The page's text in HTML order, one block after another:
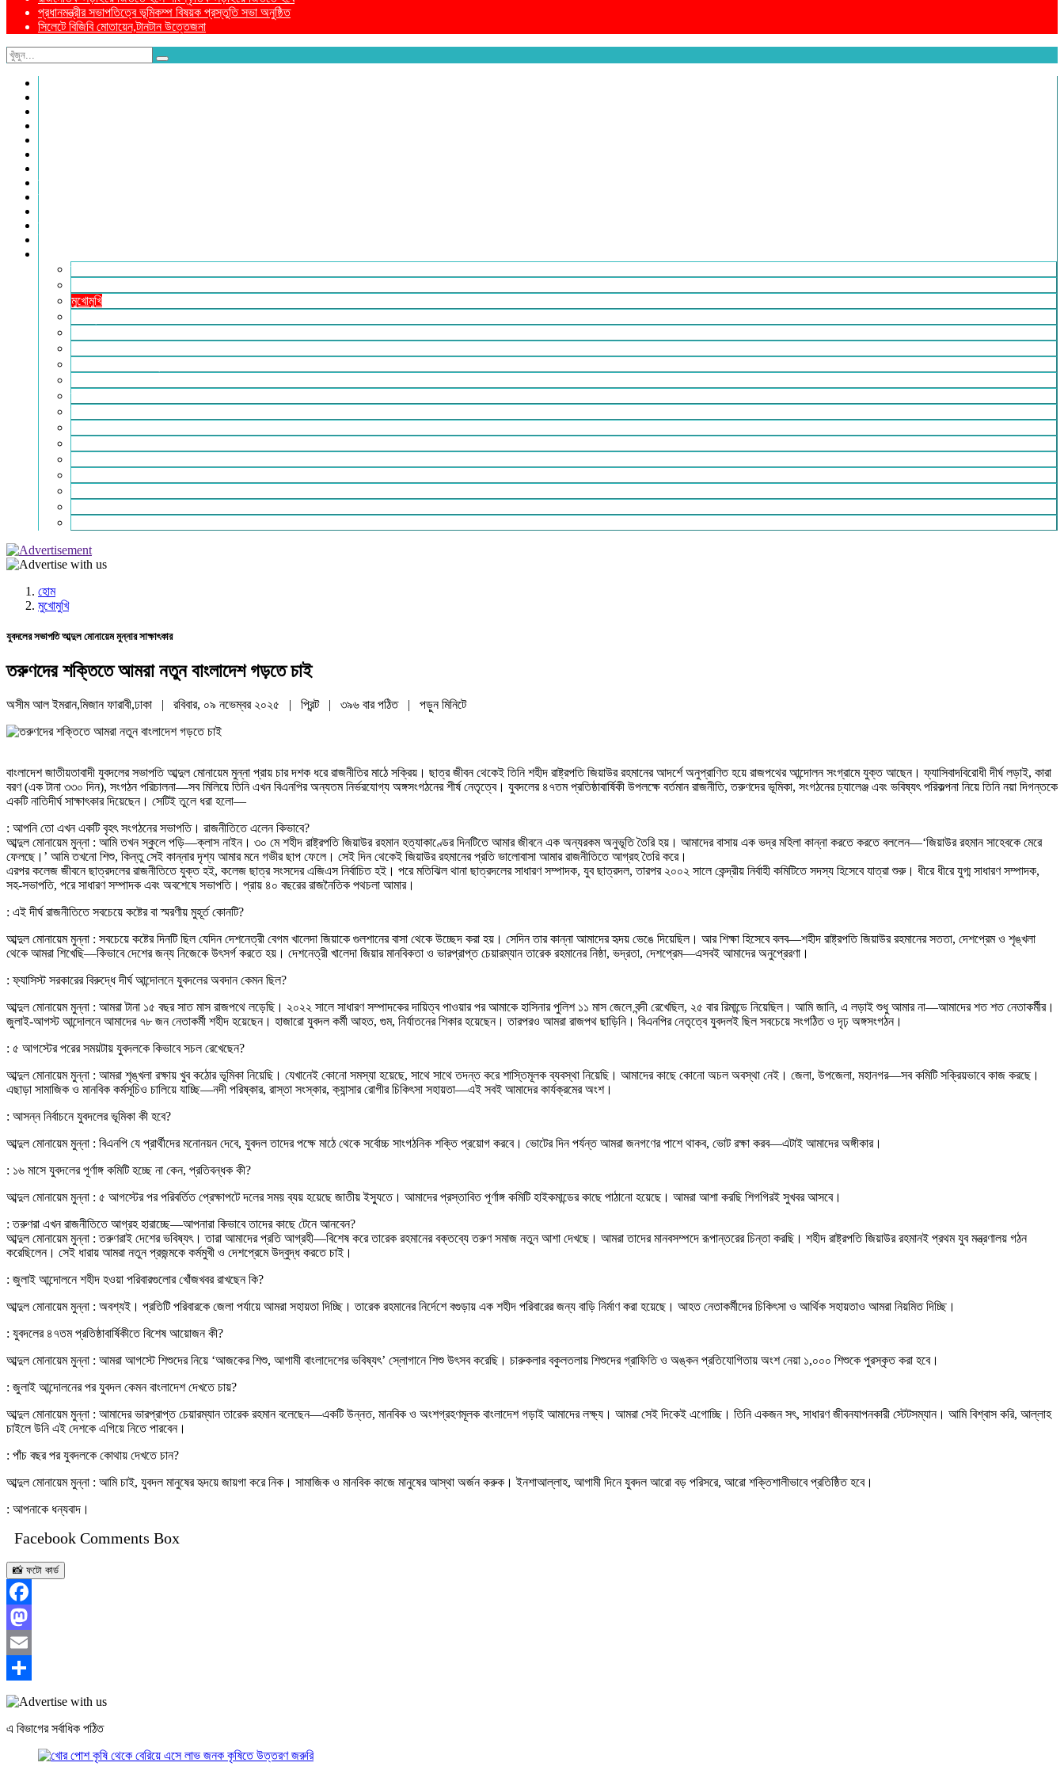
প্রধানমন্ত্রীর সভাপতিত্বে ভূমিকম্প বিষয়ক প্রস্তুতি সভা অনুষ্ঠিত
সিলেটে বিজিবি মোতায়েন,টানটান উত্তেজনা
মুখোমুখি
হোম
মুখোমুখি
যুবদলের সভাপতি আব্দুল মোনায়েম মুন্নার সাক্ষাৎকার
তরুণদের শক্তিতে আমরা নতুন বাংলাদেশ গড়তে চাই
অসীম আল ইমরান,মিজান ফারাবী,ঢাকা | রবিবার, ০৯ নভেম্বর ২০২৫ | প্রিন্ট | ৩৯৬ বার পঠিত | পড়ুনমিনিটে
বাংলাদেশ জাতীয়তাবাদী যুবদলের সভাপতি আব্দুল মোনায়েম মুন্না প্রায় চার দশক ধরে রাজনীতির মাঠে সক্রিয়। ছাত্র জীবন থেকেই তিনি শহীদ রাষ্ট্রপতি জিয়াউর রহমানের আদর্শে অনুপ্রাণিত হয়ে রাজপথের আন্দোলন সংগ্রামে যুক্ত আছেন। ফ্যাসিবাদবিরোধী দীর্ঘ লড়াই, কারা
বরণ (এক টানা ৩৩০ দিন), সংগঠন পরিচালনা—সব মিলিয়ে তিনি এখন বিএনপির অন্যতম নির্ভরযোগ্য অঙ্গসংগঠনের শীর্ষ নেতৃত্বে। যুবদলের ৪৭তম প্রতিষ্ঠাবার্ষিকী উপলক্ষে বর্তমান রাজনীতি, তরুণদের ভূমিকা, সংগঠনের চ্যালেঞ্জ এবং ভবিষ্যৎ পরিকল্পনা নিয়ে তিনি নয়া দিগন্তকে
একটি নাতিদীর্ঘ সাক্ষাৎকার দিয়েছেন। সেটিই তুলে ধরা হলো—
: আপনি তো এখন একটি বৃহৎ সংগঠনের সভাপতি। রাজনীতিতে এলেন কিভাবে?
আব্দুল মোনায়েম মুন্না : আমি তখন স্কুলে পড়ি—ক্লাস নাইন। ৩০ মে শহীদ রাষ্ট্রপতি জিয়াউর রহমান হত্যাকাণ্ডের দিনটিতে আমার জীবনে এক অন্যরকম অনুভূতি তৈরি হয়। আমাদের বাসায় এক ভদ্র মহিলা কান্না করতে করতে বললেন—‘জিয়াউর রহমান সাহেবকে মেরে
ফেলছে।’ আমি তখনো শিশু, কিন্তু সেই কান্নার দৃশ্য আমার মনে গভীর ছাপ ফেলে। সেই দিন থেকেই জিয়াউর রহমানের প্রতি ভালোবাসা আমার রাজনীতিতে আগ্রহ তৈরি করে।
এরপর কলেজ জীবনে ছাত্রদলের রাজনীতিতে যুক্ত হই, কলেজ ছাত্র সংসদের এজিএস নির্বাচিত হই। পরে মতিঝিল থানা ছাত্রদলের সাধারণ সম্পাদক, যুব ছাত্রদল, তারপর ২০০২ সালে কেন্দ্রীয় নির্বাহী কমিটিতে সদস্য হিসেবে যাত্রা শুরু। ধীরে ধীরে যুগ্ম সাধারণ সম্পাদক,
সহ-সভাপতি, পরে সাধারণ সম্পাদক এবং অবশেষে সভাপতি। প্রায় ৪০ বছরের রাজনৈতিক পথচলা আমার।
: এই দীর্ঘ রাজনীতিতে সবচেয়ে কষ্টের বা স্মরণীয় মুহূর্ত কোনটি?
আব্দুল মোনায়েম মুন্না : সবচেয়ে কষ্টের দিনটি ছিল যেদিন দেশনেত্রী বেগম খালেদা জিয়াকে গুলশানের বাসা থেকে উচ্ছেদ করা হয়। সেদিন তার কান্না আমাদের হৃদয় ভেঙে দিয়েছিল। আর শিক্ষা হিসেবে বলব—শহীদ রাষ্ট্রপতি জিয়াউর রহমানের সততা, দেশপ্রেম ও শৃঙ্খলা
থেকে আমরা শিখেছি—কিভাবে দেশের জন্য নিজেকে উৎসর্গ করতে হয়। দেশনেত্রী খালেদা জিয়ার মানবিকতা ও ভারপ্রাপ্ত চেয়ারম্যান তারেক রহমানের নিষ্ঠা, ভদ্রতা, দেশপ্রেম—এসবই আমাদের অনুপ্রেরণা।
: ফ্যাসিস্ট সরকারের বিরুদ্ধে দীর্ঘ আন্দোলনে যুবদলের অবদান কেমন ছিল?
আব্দুল মোনায়েম মুন্না : আমরা টানা ১৫ বছর সাত মাস রাজপথে লড়েছি। ২০২২ সালে সাধারণ সম্পাদকের দায়িত্ব পাওয়ার পর আমাকে হাসিনার পুলিশ ১১ মাস জেলে বন্দী রেখেছিল, ২৫ বার রিমান্ডে নিয়েছিল। আমি জানি, এ লড়াই শুধু আমার না—আমাদের শত শত নেতাকর্মীর।
জুলাই-আগস্ট আন্দোলনে আমাদের ৭৮ জন নেতাকর্মী শহীদ হয়েছেন। হাজারো যুবদল কর্মী আহত, গুম, নির্যাতনের শিকার হয়েছেন। তারপরও আমরা রাজপথ ছাড়িনি। বিএনপির নেতৃত্বে যুবদলই ছিল সবচেয়ে সংগঠিত ও দৃঢ় অঙ্গসংগঠন।
: ৫ আগস্টের পরের সময়টায় যুবদলকে কিভাবে সচল রেখেছেন?
আব্দুল মোনায়েম মুন্না : আমরা শৃঙ্খলা রক্ষায় খুব কঠোর ভূমিকা নিয়েছি। যেখানেই কোনো সমস্যা হয়েছে, সাথে সাথে তদন্ত করে শাস্তিমূলক ব্যবস্থা নিয়েছি। আমাদের কাছে কোনো অচল অবস্থা নেই। জেলা, উপজেলা, মহানগর—সব কমিটি সক্রিয়ভাবে কাজ করছে।
এছাড়া সামাজিক ও মানবিক কর্মসূচিও চালিয়ে যাচ্ছি—নদী পরিষ্কার, রাস্তা সংস্কার, ক্যান্সার রোগীর চিকিৎসা সহায়তা—এই সবই আমাদের কার্যক্রমের অংশ।
: আসন্ন নির্বাচনে যুবদলের ভূমিকা কী হবে?
আব্দুল মোনায়েম মুন্না : বিএনপি যে প্রার্থীদের মনোনয়ন দেবে, যুবদল তাদের পক্ষে মাঠে থেকে সর্বোচ্চ সাংগঠনিক শক্তি প্রয়োগ করবে। ভোটের দিন পর্যন্ত আমরা জনগণের পাশে থাকব, ভোট রক্ষা করব—এটাই আমাদের অঙ্গীকার।
: ১৬ মাসে যুবদলের পূর্ণাঙ্গ কমিটি হচ্ছে না কেন, প্রতিবন্ধক কী?
আব্দুল মোনায়েম মুন্না : ৫ আগস্টের পর পরিবর্তিত প্রেক্ষাপটে দলের সময় ব্যয় হয়েছে জাতীয় ইস্যুতে। আমাদের প্রস্তাবিত পূর্ণাঙ্গ কমিটি হাইকমান্ডের কাছে পাঠানো হয়েছে। আমরা আশা করছি শিগগিরই সুখবর আসবে।
: তরুণরা এখন রাজনীতিতে আগ্রহ হারাচ্ছে—আপনারা কিভাবে তাদের কাছে টেনে আনবেন?
আব্দুল মোনায়েম মুন্না : তরুণরাই দেশের ভবিষ্যৎ। তারা আমাদের প্রতি আগ্রহী—বিশেষ করে তারেক রহমানের বক্তব্যে তরুণ সমাজ নতুন আশা দেখছে। আমরা তাদের মানবসম্পদে রূপান্তরের চিন্তা করছি। শহীদ রাষ্ট্রপতি জিয়াউর রহমানই প্রথম যুব মন্ত্রণালয় গঠন
করেছিলেন। সেই ধারায় আমরা নতুন প্রজন্মকে কর্মমুখী ও দেশপ্রেমে উদ্বুদ্ধ করতে চাই।
: জুলাই আন্দোলনে শহীদ হওয়া পরিবারগুলোর খোঁজখবর রাখছেন কি?
আব্দুল মোনায়েম মুন্না : অবশ্যই। প্রতিটি পরিবারকে জেলা পর্যায়ে আমরা সহায়তা দিচ্ছি। তারেক রহমানের নির্দেশে বগুড়ায় এক শহীদ পরিবারের জন্য বাড়ি নির্মাণ করা হয়েছে। আহত নেতাকর্মীদের চিকিৎসা ও আর্থিক সহায়তাও আমরা নিয়মিত দিচ্ছি।
: যুবদলের ৪৭তম প্রতিষ্ঠাবার্ষিকীতে বিশেষ আয়োজন কী?
আব্দুল মোনায়েম মুন্না : আমরা আগস্টে শিশুদের নিয়ে ‘আজকের শিশু, আগামী বাংলাদেশের ভবিষ্যৎ’ স্লোগানে শিশু উৎসব করেছি। চারুকলার বকুলতলায় শিশুদের গ্রাফিতি ও অঙ্কন প্রতিযোগিতায় অংশ নেয়া ১,০০০ শিশুকে পুরস্কৃত করা হবে।
: জুলাই আন্দোলনের পর যুবদল কেমন বাংলাদেশ দেখতে চায়?
আব্দুল মোনায়েম মুন্না : আমাদের ভারপ্রাপ্ত চেয়ারম্যান তারেক রহমান বলেছেন—একটি উন্নত, মানবিক ও অংশগ্রহণমূলক বাংলাদেশ গড়াই আমাদের লক্ষ্য। আমরা সেই দিকেই এগোচ্ছি। তিনি একজন সৎ, সাধারণ জীবনযাপনকারী স্টেটসম্যান। আমি বিশ্বাস করি, আল্লাহ
চাইলে উনি এই দেশকে এগিয়ে নিতে পারবেন।
: পাঁচ বছর পর যুবদলকে কোথায় দেখতে চান?
আব্দুল মোনায়েম মুন্না : আমি চাই, যুবদল মানুষের হৃদয়ে জায়গা করে নিক। সামাজিক ও মানবিক কাজে মানুষের আস্থা অর্জন করুক। ইনশাআল্লাহ, আগামী দিনে যুবদল আরো বড় পরিসরে, আরো শক্তিশালীভাবে প্রতিষ্ঠিত হবে।
: আপনাকে ধন্যবাদ।
Facebook Comments Box
📸 ফটো কার্ড
Facebook
Mastodon
Email
Share
এ বিভাগের সর্বাধিক পঠিত